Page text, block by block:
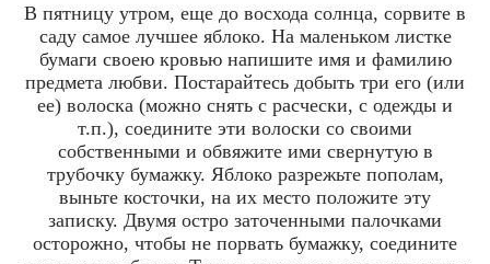
В пятницу утром, еще до восхода солнца, сорвите в
саду самое лучшее яблоко. На маленьком листке
бумаги своею кровью напишите имя и фамилию
предмета любви. Постарайтесь добыть три его (или
ее) волоска (можно снять с расчески, с одежды и
т.п.), соедините эти волоски со своими
собственными и обвяжите ими свернутую в
трубочку бумажку. Яблоко разрежьте пополам,
выньте косточки, на их место положите эту
записку. Двумя остро заточенными палочками
осторожно, чтобы не порвать бумажку, соедините